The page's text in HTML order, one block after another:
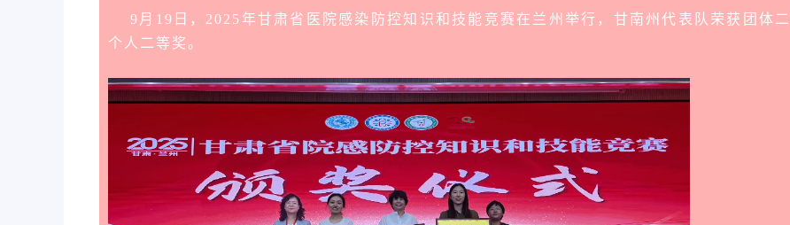
9月19日，2025年甘肃省医院感染防控知识和技能竞赛在兰州举行，甘南州代表队荣获团体
个人二等奖。